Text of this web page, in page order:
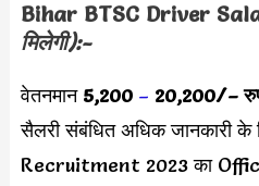
Bihar BTSC Driver
मिलेगी):-
वेतनमान 5,200 – 20,200/–
सैलरी संबंधित अधिक जानकारी
Recruitment 2023 का